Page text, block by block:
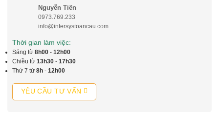
Nguyễn Tiến
0973.769.233
info@intersystoancau.com
Thời gian làm việc:
Sáng từ 8h00 - 12h00
Chiều từ 13h30 - 17h30
Thứ 7 từ 8h - 12h00
YÊU CẦU TƯ VẤN